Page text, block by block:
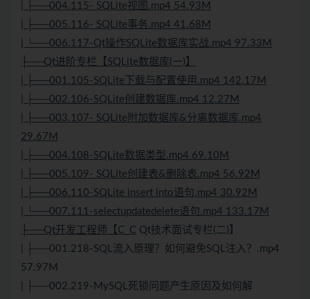
| ├──004.115- SQLite视图.mp4 54.93M
| ├──005.116- SQLite事务.mp4 41.68M
| └──006.117-Qt操作SQLite数据库实战.mp4 97.33M
├──Qt进阶专栏【SQLite数据库(一)】
| ├──001.105-SQLite下载与配置使用.mp4 142.17M
| ├──002.106-SQLite创建数据库.mp4 12.27M
| ├──003.107- SQLite附加数据库&分离数据库.mp4
29.67M
| ├──004.108-SQLite数据类型.mp4 69.10M
| ├──005.109- SQLite创建表&删除表.mp4 56.92M
| ├──006.110-SQLite insert into语句.mp4 30.92M
| └──007.111-selectupdatedelete语句.mp4 133.17M
├──Qt开发工程师【C_C Qt技术面试专栏(二)】
| ├──001.218-SQL流入原理？如何避免SQL注入？.mp4
57.97M
| ├──002.219-MySQL死锁问题产生原因及如何解